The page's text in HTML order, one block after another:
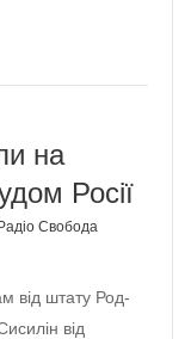
на
Росії
Радіо Свобода
від штату Род-
від